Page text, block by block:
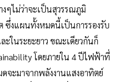
ๆไม่ว่าจะเป็นสุวรรณภูมิ
ซึ่งแผนทั้งหมดนี้เป็นการรองรับ
ะในระยะยาว ขณะเดียวกันก็
โดยภายใน 4 ปีไฟฟ้าที่
จะมาจากพลังงานแสงอาทิตย์